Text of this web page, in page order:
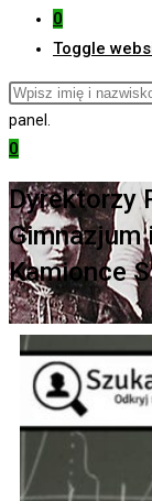
0
Toggle
panel.
0
Dyrektorzy
Gimnazjum
Kamionce